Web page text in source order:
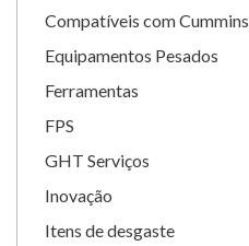
Compatíveis com Cummins
Equipamentos Pesados
Ferramentas
FPS
GHT Serviços
Inovação
Itens de desgaste